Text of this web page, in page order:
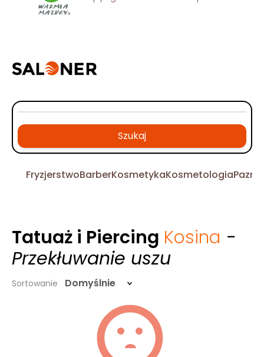
Szukaj
FryzjerstwoBarberKosmetykaKosmetologia
Tatuaż i Piercing Kosina -
Przekłuwanie uszu
Sortowanie Domyślnie